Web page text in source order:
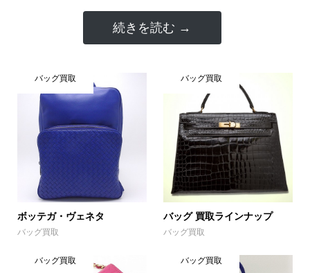
続きを読む →
バッグ買取
ボッテガ・ヴェネタ
バッグ買取
バッグ買取
バッグ 買取ラインナップ
バッグ買取
バッグ買取 バッグ買取